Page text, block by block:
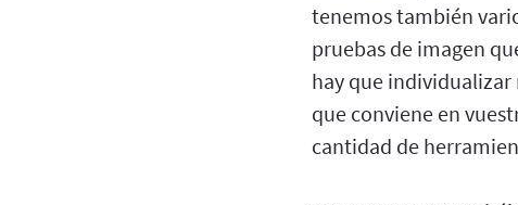
tenemos también
pruebas de imagen
hay que individualizar
que conviene en
cantidad de